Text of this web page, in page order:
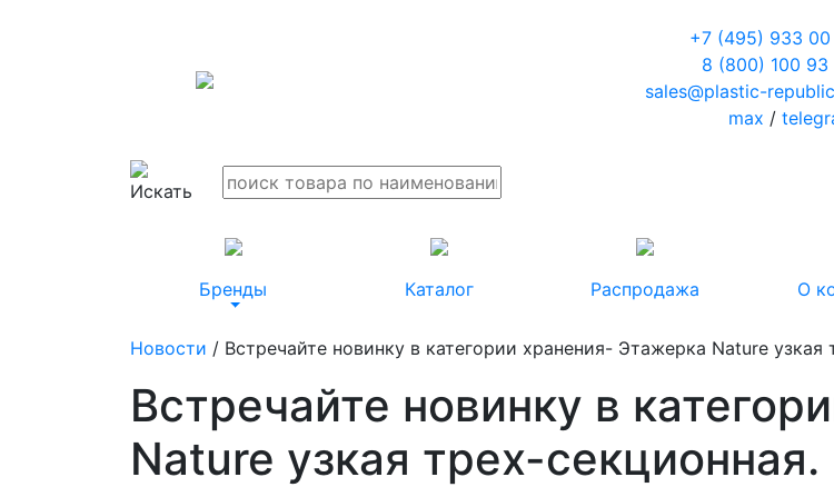
+7 (495) 933 00
8 (800) 100 93
sales@plastic-
max /
Бренды Каталог Распродажа О
Новости / Встречайте новинку в категории хранения- Этажерка Nature узкая
Встречайте новинку в
Nature узкая трех-секционная.